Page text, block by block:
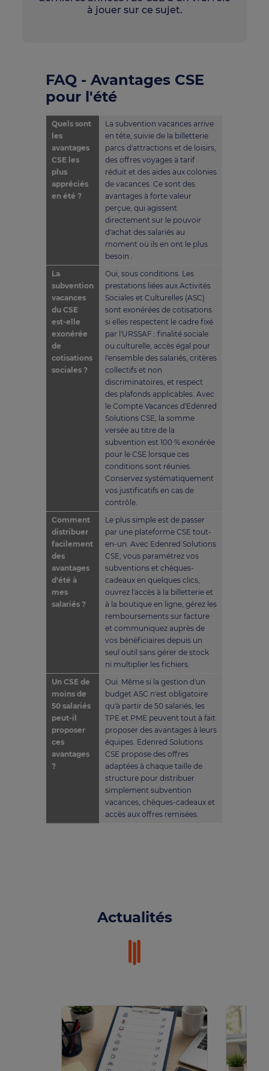
à jouer sur ce sujet.
FAQ - Avantages CSE
pour l'été
Quels sont
les
avantages
CSE les
plus
appréciés
en été ?
La subvention vacances arrive
en tête, suivie de la billetterie
parcs d'attractions et de loisirs,
des offres voyages à tarif
réduit et des aides aux colonies
de vacances. Ce sont des
avantages à forte valeur
perçue, qui agissent
directement sur le pouvoir
d'achat des salariés au
moment où ils en ont le plus
besoin..
La
subvention
vacances
du CSE
est-elle
exonérée
de
cotisations
sociales ?
Oui, sous conditions. Les
prestations liées aux Activités
Sociales et Culturelles (ASC)
sont exonérées de cotisations
si elles respectent le cadre fixé
par l'URSSAF : finalité sociale
ou culturelle, accès égal pour
l'ensemble des salariés, critères
collectifs et non
discriminatoires, et respect
des plafonds applicables. Avec
le Compte Vacances d'Edenred
Solutions CSE, la somme
versée au titre de la
subvention est 100 % exonérée
pour le CSE lorsque ces
conditions sont réunies.
Conservez systématiquement
vos justificatifs en cas de
contrôle.
Comment
distribuer
facilement
des
avantages
d'été à
mes
salariés ?
Le plus simple est de passer
par une plateforme CSE tout-
en-un. Avec Edenred Solutions
CSE, vous paramétrez vos
subventions et chèques-
cadeaux en quelques clics,
ouvrez l'accès à la billetterie et
à la boutique en ligne, gérez les
remboursements sur facture
et communiquez auprès de
vos bénéficiaires depuis un
seul outil sans gérer de stock
ni multiplier les fichiers.
Un CSE de
moins de
50 salariés
peut-il
proposer
ces
avantages
?
Oui. Même si la gestion d'un
budget ASC n'est obligatoire
qu'à partir de 50 salariés, les
TPE et PME peuvent tout à fait
proposer des avantages à leurs
équipes. Edenred Solutions
CSE propose des offres
adaptées à chaque taille de
structure pour distribuer
simplement subvention
vacances, chèques-cadeaux et
accès aux offres remisées.
Actualités